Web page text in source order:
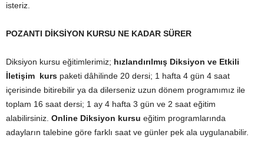
isteriz.
POZANTI DİKSİYON KURSU NE KADAR SÜRER
Diksiyon kursu eğitimlerimiz; hızlandırılmış Diksiyon ve Etkili
İletişim kurs paketi dâhilinde 20 dersi; 1 hafta 4 gün 4 saat
içerisinde bitirebilir ya da dilerseniz uzun dönem programımız ile
toplam 16 saat dersi; 1 ay 4 hafta 3 gün ve 2 saat eğitim
alabilirsiniz. Online Diksiyon kursu eğitim programlarında
adayların talebine göre farklı saat ve günler pek ala uygulanabilir.